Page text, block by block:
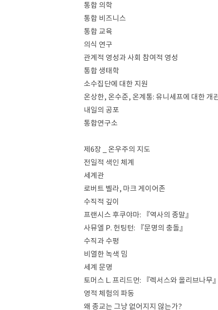
통합 의학
통합 비즈니스
통합 교육
의식 연구
관계적 영성과 사회 참여적 영성
통합 생태학
소수집단에 대한 지원
온상한, 온수준, 온계통: 유니세프에 대한 개
내일의 공포
통합연구소
제6장 _ 온우주의 지도
전일적 색인 체계
세계관
로버트 벨라, 마크 게이어존
수직적 깊이
프랜시스 후쿠야마: 『역사의 종말』
사뮤엘 P. 헌팅턴: 『문명의 충돌』
수직과 수평
비열한 녹색 밈
세계 문명
토머스 L. 프리드먼: 『렉서스와 올리브나무
영적 체험의 파동
왜 종교는 그냥 없어지지 않는가?